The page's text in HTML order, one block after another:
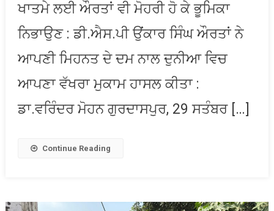
ਦਾ
ਖਾਤਮੇ ਲਈ ਔਰਤਾਂ ਵੀ ਮੋਹਰੀ ਹੋ ਕੇ ਭੂਮਿਕਾ
ਨਿਭਾਉਣ : ਡੀ.ਐਸ.ਪੀ ਉਂਕਾਰ ਸਿੰਘ ਔਰਤਾਂ ਨੇ
ਆਪਣੀ ਮਿਹਨਤ ਦੇ ਦਮ ਨਾਲ ਦੁਨੀਆ ਵਿਚ
ਆਪਣਾ ਵੱਖਰਾ ਮੁਕਾਮ ਹਾਸਲ ਕੀਤਾ :
ਡਾ.ਵਰਿੰਦਰ ਮੋਹਨ ਗੁਰਦਾਸਪੁਰ, 29 ਸਤੰਬਰ […]
Continue Reading